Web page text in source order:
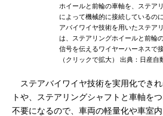
ホイールと前輪の車軸を、ステア
によって機械的に接続しているの
アバイワイヤ技術を用いたステア
は、ステアリングホイールと前輪
信号を伝えるワイヤーハーネスで
（クリックで拡大） 出典：日産自
ステアバイワイヤ技術を実用化でき
トや、ステアリングシャフトと車軸を
不要になるので、車両の軽量化や車室